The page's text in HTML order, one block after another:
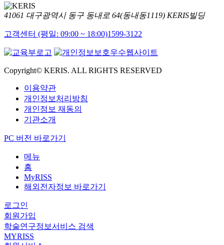
41061 대구광역시 동구 동내로 64(동내동1119) KERIS빌딩
고객센터 (평일: 09:00 ~ 18:00)1599-3122
Copyright© KERIS. ALL RIGHTS RESERVED
이용약관
개인정보처리방침
개인정보 재동의
기관소개
PC 버전 바로가기
메뉴
홈
MyRISS
해외전자정보 바로가기
로그인
회원가입
학술연구정보서비스 검색
MYRISS